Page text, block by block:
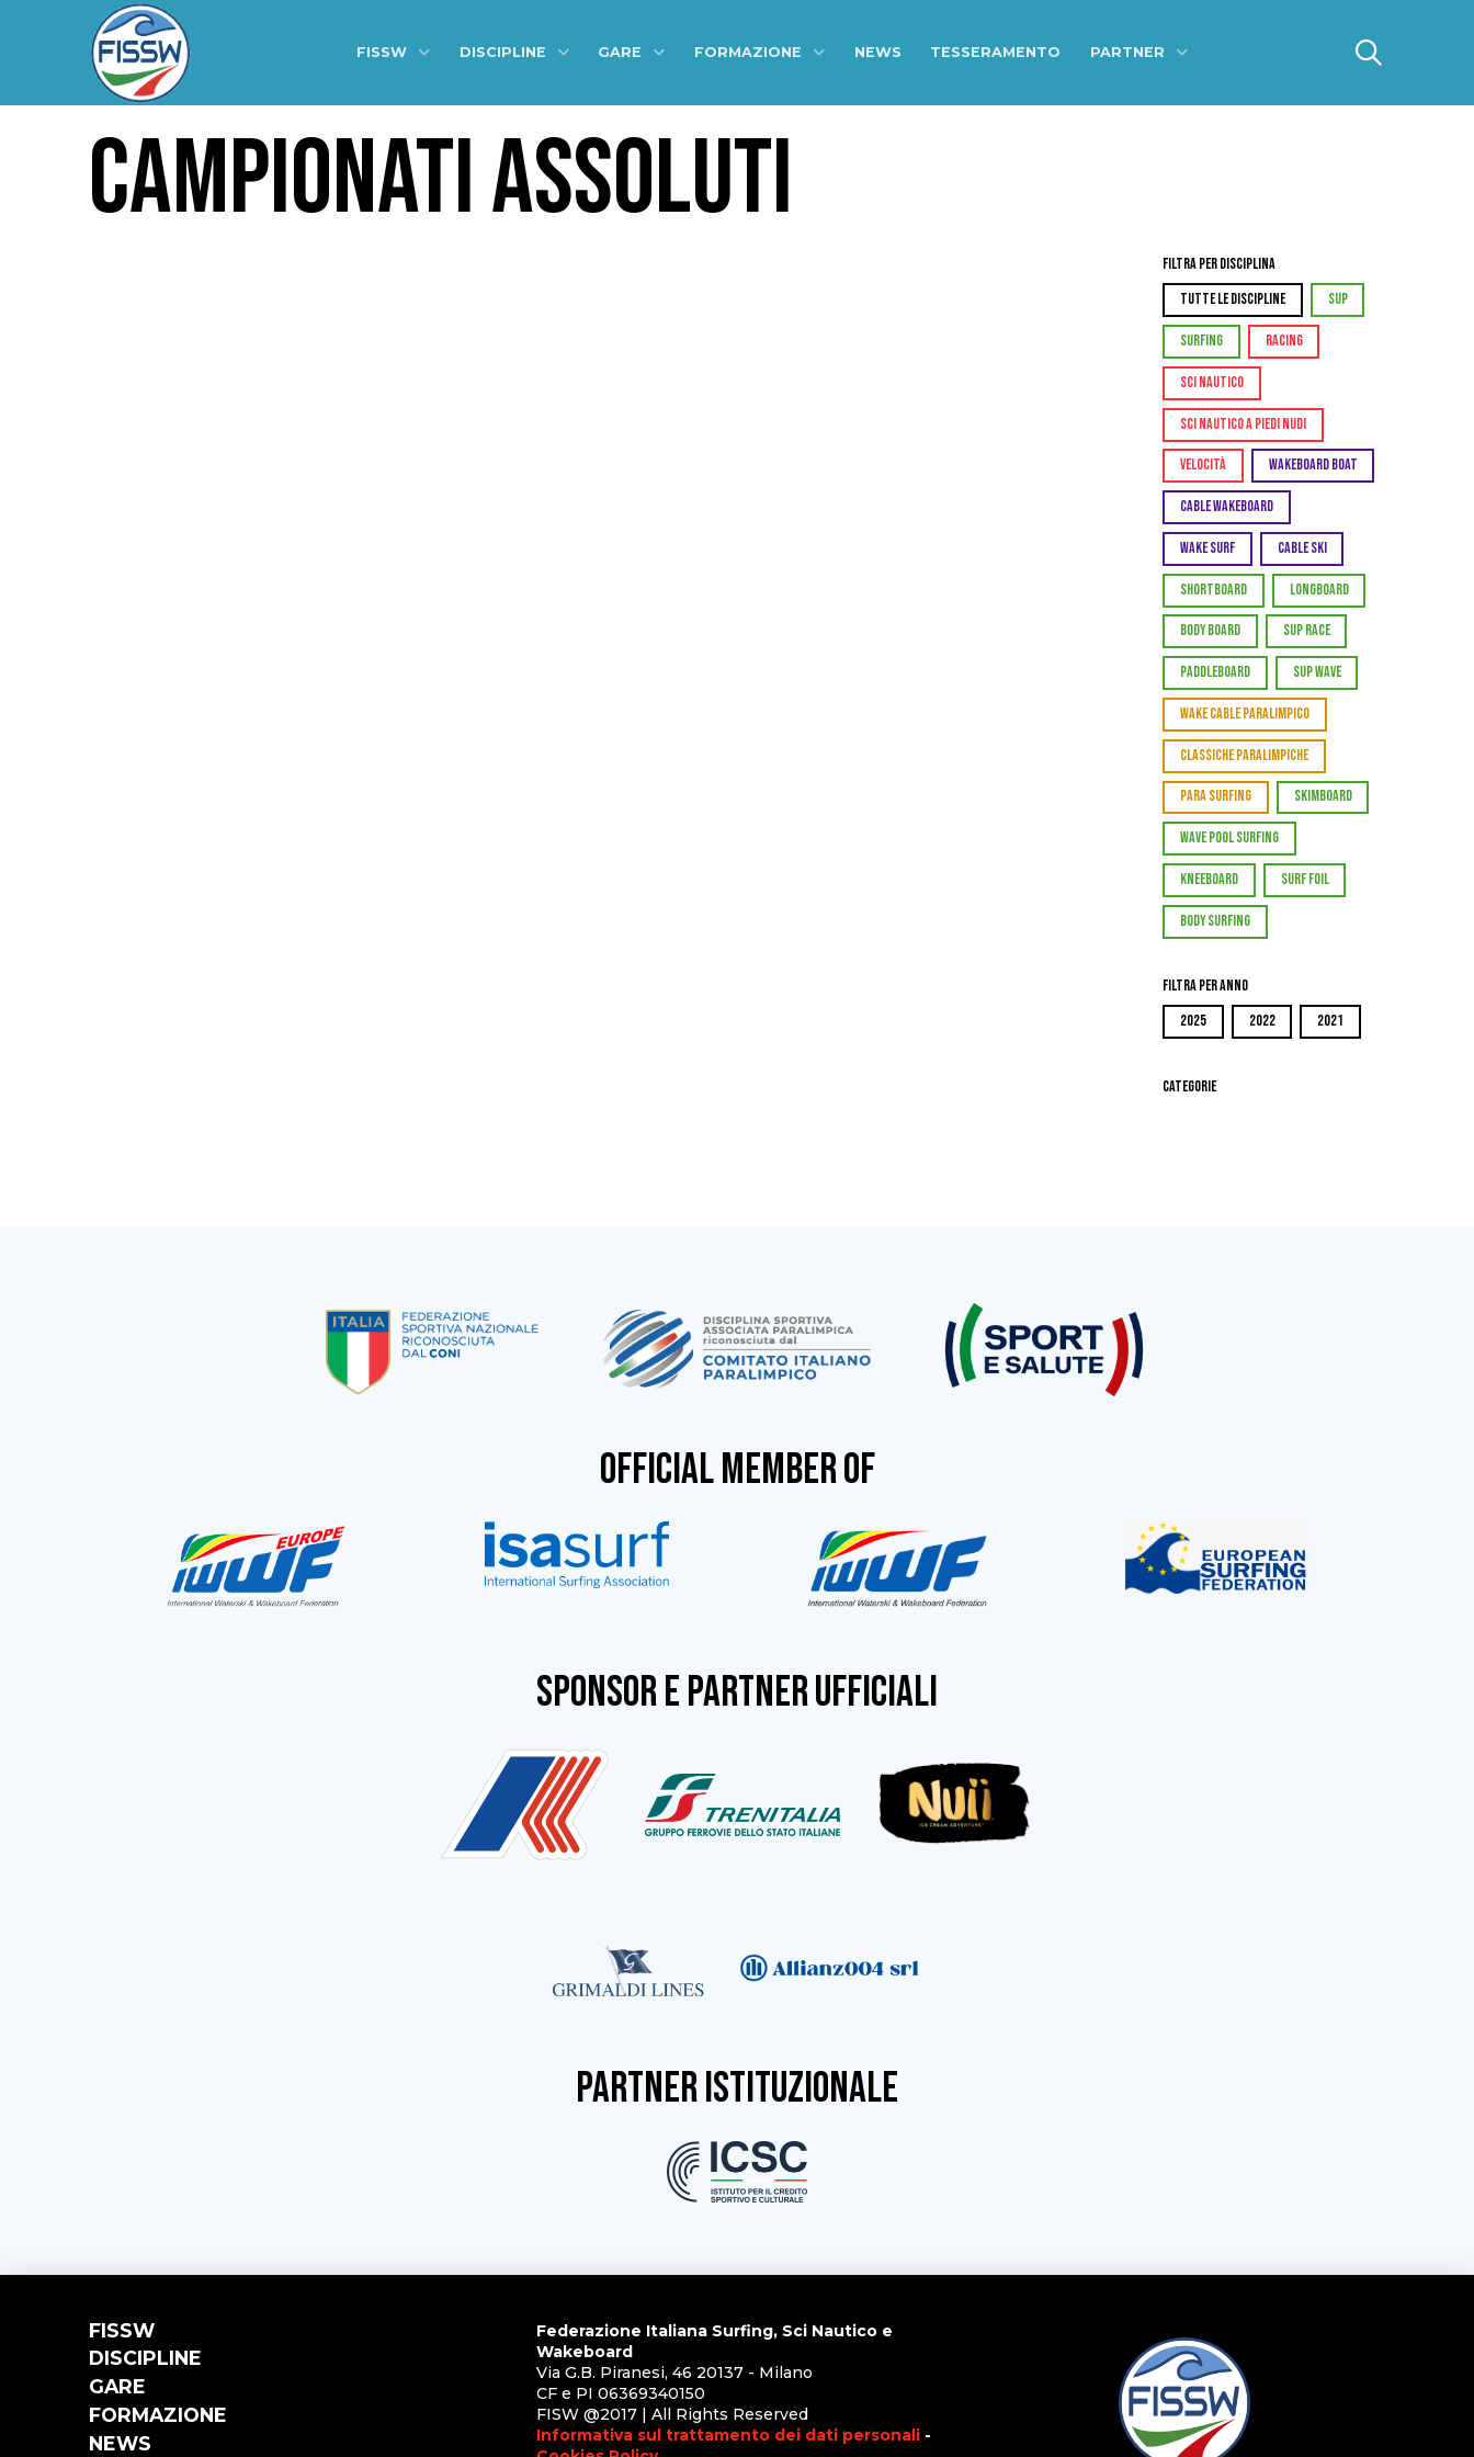
FISSW DISCIPLINE GARE FORMAZIONE NEWS TESSERAMENTO PARTNER
CAMPIONATI ASSOLUTI
Filtra per Disciplina
TUTTE LE DISCIPLINE
SUP
SURFING RACING
SCI NAUTICO
SCI NAUTICO A PIEDI NUDI
VELOCITÀ WAKEBOARD BOAT
CABLE WAKEBOARD
WAKE SURF CABLE SKI
SHORTBOARD LONGBOARD
BODY BOARD SUP RACE
PADDLEBOARD SUP WAVE
WAKE CABLE PARALIMPICO
CLASSICHE PARALIMPICHE
PARA SURFING SKIMBOARD
WAVE POOL SURFING
KNEEBOARD SURF FOIL
BODY SURFING
Filtra per Anno
2025
2022 2021
Categorie
OFFICIAL MEMBER OF
SPONSOR e partner ufficiali
partner istituzionale
FISSW
DISCIPLINE
GARE
FORMAZIONE
NEWS
Federazione Italiana Surfing, Sci Nautico e
Wakeboard
Via G.B. Piranesi, 46 20137 - Milano
CF e PI 06369340150
FISW @2017 | All Rights Reserved
Informativa sul trattamento dei dati personali-